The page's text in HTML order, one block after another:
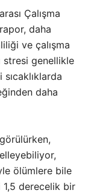
Çalışma
daha
ve çalışma
stresi genellikle
daha
ölümlere bile
1,5 derecelik bir